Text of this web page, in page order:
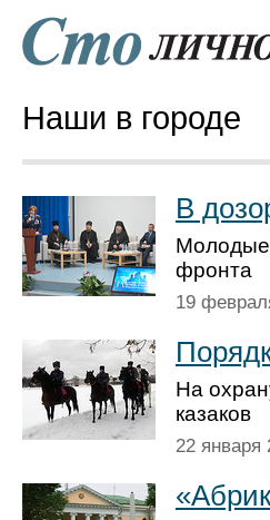
Наши в городе
В
Молодые
фронта
19
На
казаков
22 января